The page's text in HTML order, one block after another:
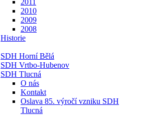
2011
2010
2009
2008
Historie
SDH Horní Bělá
SDH Vrtbo-Hubenov
SDH Tlucná
O nás
Kontakt
Oslava 85. výročí vzniku SDH
Tlucná